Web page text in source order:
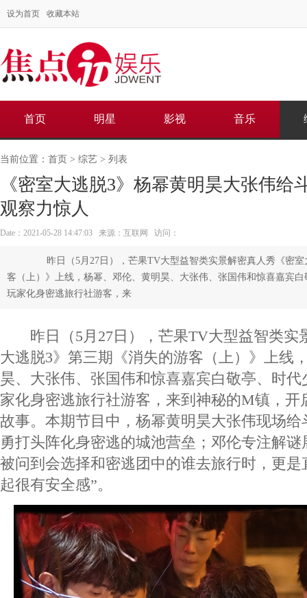
设为首页 收藏本站
首页 明星 影视 音乐
当前位置： 首页 > 综艺 > 列表
《密室大逃脱3》杨幂黄明昊大张伟给
观察力惊人
Date：2021-05-28 14:47:03 来源：互联网 访问：
昨日（5月27日），芒果TV大型益智类实景解密真人秀《密室
客（上）》上线，杨幂、邓伦、黄明昊、大张伟、张国伟和惊喜嘉宾
玩家化身密逃旅行社游客，来
昨日（5月27日），芒果TV大型益智类实
大逃脱3》第三期《消失的游客（上）》上线
昊、大张伟、张国伟和惊喜嘉宾白敬亭、时
家化身密逃旅行社游客，来到神秘的M镇，开
故事。本期节目中，杨幂黄明昊大张伟现场
勇打头阵化身密逃的城池营垒；邓伦专注解
被问到会选择和密逃团中的谁去旅行时，更是
起很有安全感”。